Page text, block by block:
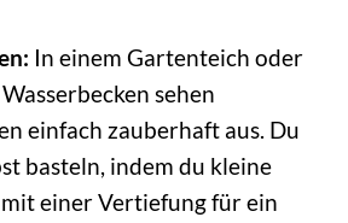
In einem Gartenteich oder
sehen
einfach zauberhaft aus. Du
basteln, indem du kleine
einer Vertiefung für ein